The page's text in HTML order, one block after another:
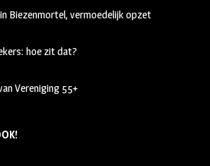
Biezenmortel, vermoedelijk opzet
hoe zit dat?
Vereniging 55+